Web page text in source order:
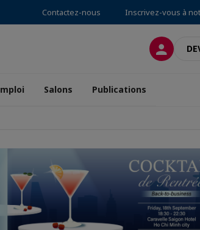
Contactez-nous Inscrivez-vous à
Salons Publications